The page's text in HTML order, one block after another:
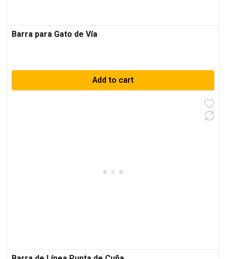
Barra para Gato de Vía
Add to cart